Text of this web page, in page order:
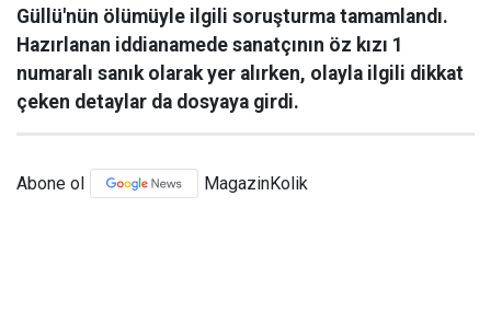
Güllü'nün ölümüyle ilgili soruşturma tamamlandı.
Hazırlanan iddianamede sanatçının öz kızı 1
numaralı sanık olarak yer alırken, olayla ilgili dikkat
çeken detaylar da dosyaya girdi.
Abone ol MagazinKolik